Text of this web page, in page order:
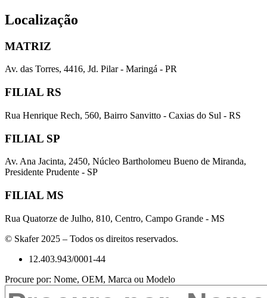
Localização
MATRIZ
Av. das Torres, 4416, Jd. Pilar - Maringá - PR
FILIAL RS
Rua Henrique Rech, 560, Bairro Sanvitto - Caxias do Sul - RS
FILIAL SP
Av. Ana Jacinta, 2450, Núcleo Bartholomeu Bueno de Miranda,
Presidente Prudente - SP
FILIAL MS
Rua Quatorze de Julho, 810, Centro, Campo Grande - MS
© Skafer 2025 – Todos os direitos reservados.
12.403.943/0001-44
Procure por: Nome, OEM, Marca ou Modelo